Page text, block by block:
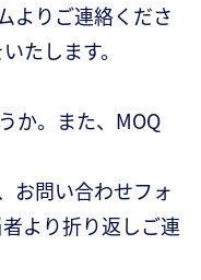
よりご連絡くださ
たします。
か。また、MOQ
お問い合わせフォ
より折り返しご連